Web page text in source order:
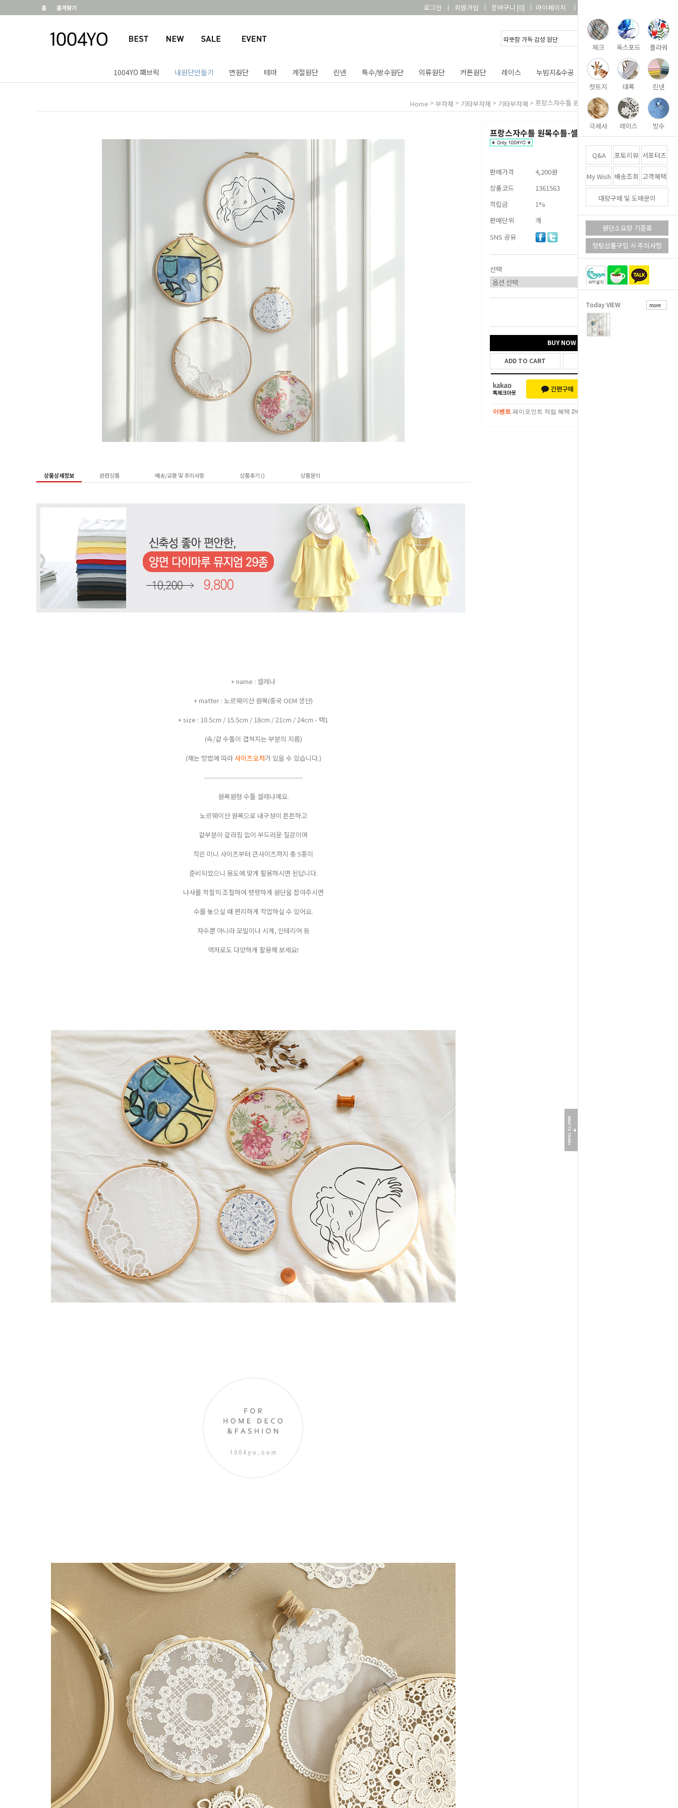
체크 옥스포드 플라워
컷트지 대폭 린넨
극세사 레이스 방수
Q&A 포토리뷰 서포터즈
My Wish 배송조회 고객혜택
대량구매 및 도매문의
원단소요량 기준표
컷팅상품구입 시 주의사항
Today VIEW more
홈 즐겨찾기 로그인 회원가입 장바구니 [0] 마이페이지
1004YO 패브릭 내원단만들기 면원단 테마 계절원단 린넨 특수/방수원단 의류원단 커튼원단 레이스 누빔지&수공 DIY&패키지 부자재
Home > 부자재 > 기타부자재 > 기타부자재 > 프랑스자수틀 원목수틀-셀레나5종[택1]
프랑스자수틀 원목수틀-셀레나5종[택1]
판매가격
4,200원
상품코드
1361563
적립금
1%
판매단위
개
SNS 공유
선택
총 상품 금액
BUY NOW
ADD TO CART
이벤트 페이포인트 적립 혜택 2배 UP!
상품상세정보 관련상품 배송/교환 및 주의사항 상품후기 () 상품문의
+ name : 셀레나
+ matter : 노르웨이산 원목(중국 OEM 생산)
+ size : 10.5cm / 15.5cm / 18cm / 21cm / 24cm - 택1
(속/겉 수틀이 겹쳐지는 부분의 지름)
(재는 방법에 따라 사이즈오차가 있을 수 있습니다.)
---------------------------------------
원목원형 수틀 셀레나예요.
노르웨이산 원목으로 내구성이 튼튼하고
겉부분이 갈라짐 없이 부드러운 질감이며
작은 미니 사이즈부터 큰사이즈까지 총 5종이
준비되었으니 용도에 맞게 활용하시면 된답니다.
나사를 적절히 조절하여 팽팽하게 원단을 잡아주시면
수를 놓으실 때 편리하게 작업하실 수 있어요.
자수뿐 아니라 모빌이나 시계, 인테리어 등
액자로도 다양하게 활용해 보세요!